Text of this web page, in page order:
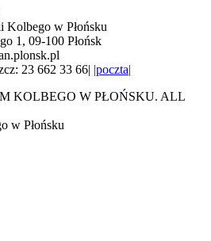
Kolbego w Płońsku
1, 09-100 Płońsk
23 662 33 66| |poczta|
KOLBEGO W PŁOŃSKU. ALL